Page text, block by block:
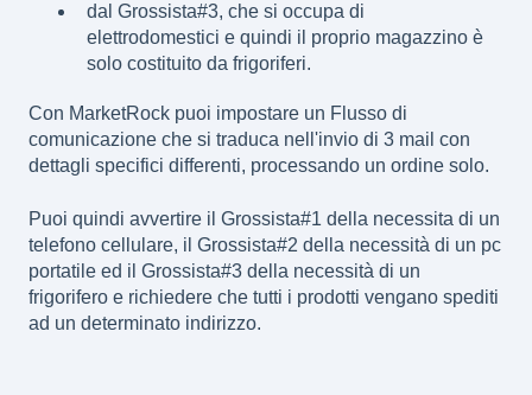
dal Grossista#3, che si occupa di
elettrodomestici e quindi il proprio magazzino è
solo costituito da frigoriferi.
Con MarketRock puoi impostare un Flusso di
comunicazione che si traduca nell'invio di 3 mail con
dettagli specifici differenti, processando un ordine solo.
Puoi quindi avvertire il Grossista#1 della necessita di un
telefono cellulare, il Grossista#2 della necessità di un pc
portatile ed il Grossista#3 della necessità di un
frigorifero e richiedere che tutti i prodotti vengano spediti
ad un determinato indirizzo.